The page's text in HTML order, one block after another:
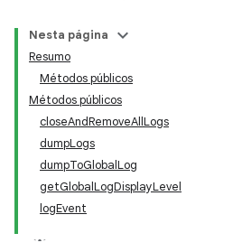
Nesta página
Resumo
Métodos públicos
Métodos públicos
closeAndRemoveAllLogs
dumpLogs
dumpToGlobalLog
getGlobalLogDisplayLevel
logEvent